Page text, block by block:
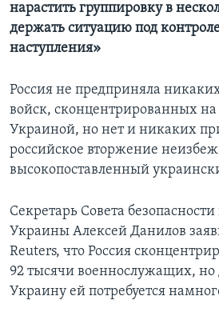
нарастить группировку в
держать ситуацию под
наступления»
Россия не предприняла
войск, сконцентрированных на
Украиной, но нет и никаких
российское вторжение
высокопоставленный
Секретарь Совета
Украины Алексей Данилов
Reuters, что Россия
92 тысячи военнослужащих, но
Украину ей потребуется